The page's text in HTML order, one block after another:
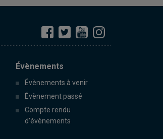
Évènements
Évènements à venir
Évènement passé
Compte rendu
d’évènements